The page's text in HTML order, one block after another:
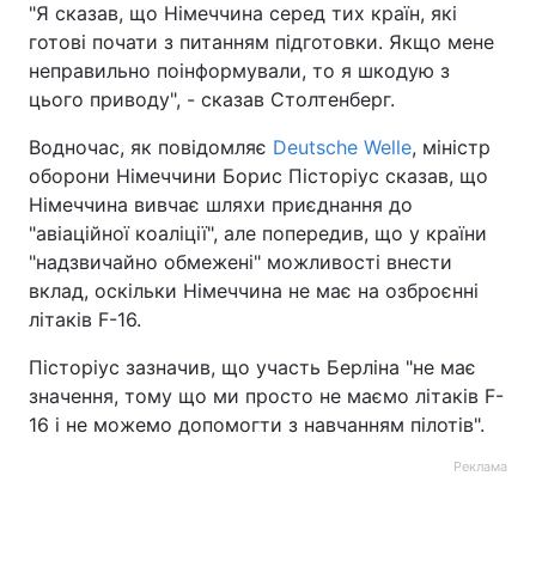
"Я сказав, що Німеччина серед тих країн, які
готові почати з питанням підготовки. Якщо мене
неправильно поінформували, то я шкодую з
цього приводу", - сказав Столтенберг.
Водночас, як повідомляє Deutsche Welle, міністр
оборони Німеччини Борис Пісторіус сказав, що
Німеччина вивчає шляхи приєднання до
"авіаційної коаліції", але попередив, що у країни
"надзвичайно обмежені" можливості внести
вклад, оскільки Німеччина не має на озброєнні
літаків F-16.
Пісторіус зазначив, що участь Берліна "не має
значення, тому що ми просто не маємо літаків F-
16 і не можемо допомогти з навчанням пілотів".
Реклама